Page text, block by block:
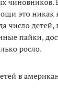
это никак
число
пайки,
росло.
в